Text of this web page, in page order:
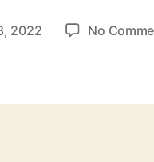
2022 No